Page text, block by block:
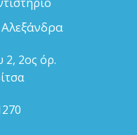
2ος όρ.